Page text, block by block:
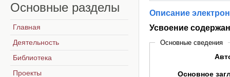
Описание
Усвоение
Основные сведения
Основное
Основные разделы
Главная
Деятельность
Библиотека
Проекты